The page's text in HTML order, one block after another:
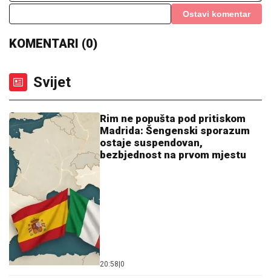
Rim ne popušta pod pritiskom
Madrida: Šengenski sporazum
20:58|0